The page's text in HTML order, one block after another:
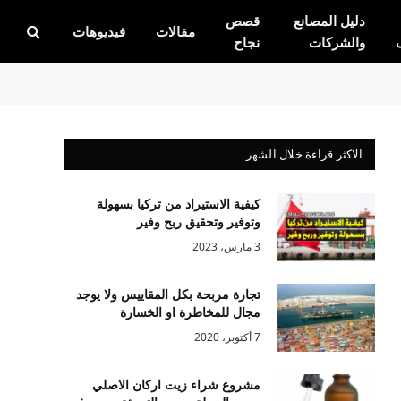
دليل المصانع
والشركات
قصص
نجاح
مقالات فيديوهات
الاكثر قراءة خلال الشهر
كيفية الاستيراد من تركيا بسهولة
وتوفير وتحقيق ربح وفير
3 مارس، 2023
تجارة مربحة بكل المقاييس ولا يوجد
مجال للمخاطرة او الخسارة
7 أكتوبر، 2020
مشروع شراء زيت اركان الاصلي